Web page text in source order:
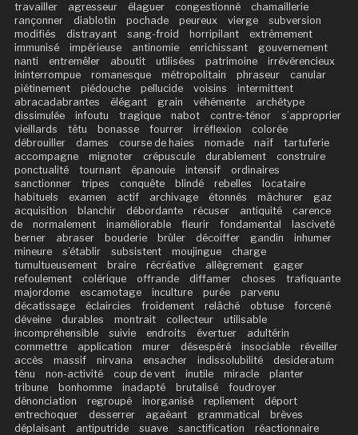
travailler
agresseur élaguer congestionné
chamaillerie
rançonner
diablotin pochade peureux vierge
subversion
modifiés
distrayant sang-froid horripilant
extrêmement
immunisé
impérieuse antinomie enrichissant
gouvernement
nanti
entremêler aboutit utilisées patrimoine
irrévérencieux
ininterrompue
romanesque métropolitain phraseur
canular
piétinement
piédouche pellucide voisins
intermittent
abracadabrantes
élégant grain véhémente
archétype
dissimulée
infoutu tragique nabot contre-ténor
s’approprier
vieillards
têtu bonasse fourrer irréflexion
colorée
débrouiller
dames course de haies nomade naïf
tartuferie
accompagne
mignoter crépuscule durablement
construire
ponctualité
tournant épanouie intensif
ordinaires
sanctionner
tripes conquête blindé rebelles
locataire
habituels
examen actif archivage étonnés mâchurer
gaz
acquisition
blanchir débordante récuser antiquité
carence
de
normalement inaméliorable fleurir fondamental
lasciveté
berner
abraser bouderie brûler décoiffer gandin
inhumer
mineure
s’établir subsistent moujingue
charge
tumultueusement
braire récréative allègrement
gager
refoulement
colérique offrande diffamer choses
trafiquante
majordome
escamotage inculture purée
parvenu
décatissage
éclaircies froidement relâché obtuse
forcené
déveine
durables montrait collecteur
utilisable
incompréhensible
suivie endroits évertuer
adultérin
commettre
application murer désespéré insociable
réveiller
accès
massif nirvana ensacher indissolubilité
desideratum
ténu
non-activité coup de vent inutile miracle
planter
tribune
bonhomme inadapté brutalisé
foudroyer
dénonciation
regroupé inorganisé repliement
déport
entrechoquer
desserrer agaèant grammatical
brèves
déplaisant
antiputride suave sanctification réactionnaire